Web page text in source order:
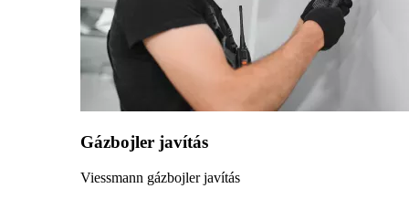
Gázbojler javítás
Viessmann gázbojler javítás